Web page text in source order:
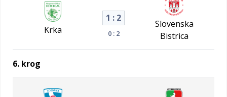
Krka
1 : 2
0 : 2
Slovenska
Bistrica
6. krog